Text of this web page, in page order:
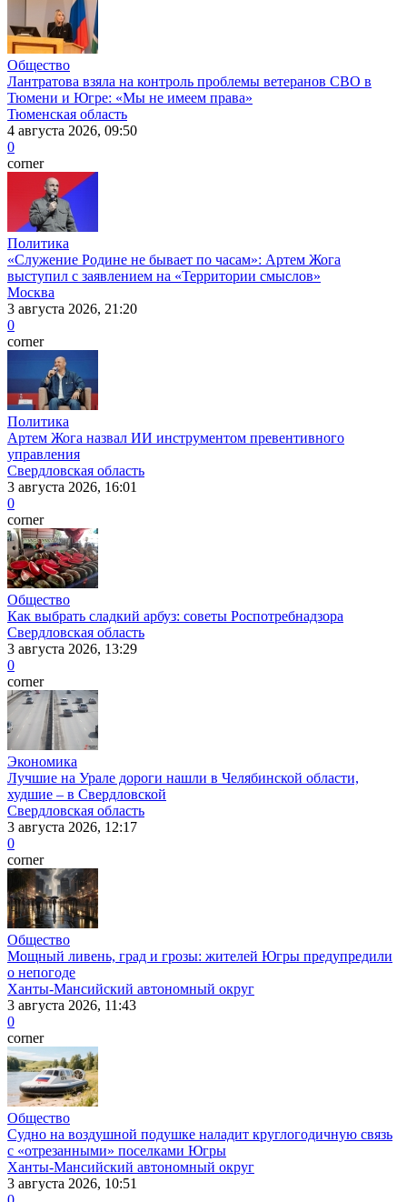
Общество
Лантратова взяла на контроль проблемы ветеранов СВО в
Тюмени и Югре: «Мы не имеем права»
Тюменская область
4 августа 2026, 09:50
0
corner
Политика
«Служение Родине не бывает по часам»: Артем Жога
выступил с заявлением на «Территории смыслов»
Москва
3 августа 2026, 21:20
0
corner
Политика
Артем Жога назвал ИИ инструментом превентивного
управления
Свердловская область
3 августа 2026, 16:01
0
corner
Общество
Как выбрать сладкий арбуз: советы Роспотребнадзора
Свердловская область
3 августа 2026, 13:29
0
corner
Экономика
Лучшие на Урале дороги нашли в Челябинской области,
худшие – в Свердловской
Свердловская область
3 августа 2026, 12:17
0
corner
Общество
Мощный ливень, град и грозы: жителей Югры предупредили
о непогоде
Ханты-Мансийский автономный округ
3 августа 2026, 11:43
0
corner
Общество
Судно на воздушной подушке наладит круглогодичную связь
с «отрезанными» поселками Югры
Ханты-Мансийский автономный округ
3 августа 2026, 10:51